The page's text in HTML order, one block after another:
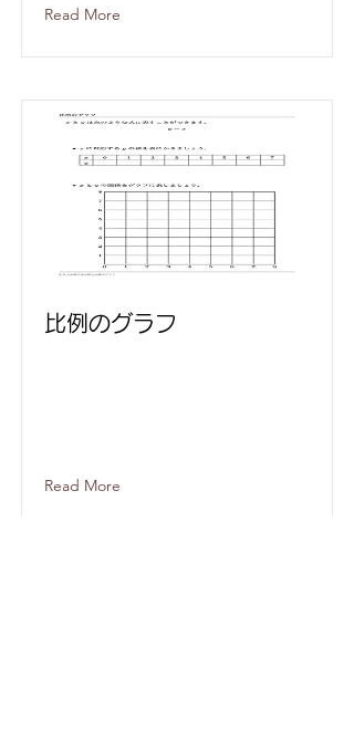
Read More
比例のグラフ
Read More